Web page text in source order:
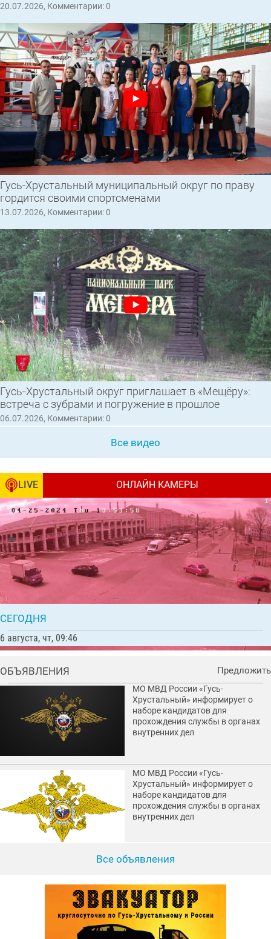
20.07.2026, Комментарии: 0
Гусь-Хрустальный муниципальный округ по праву
гордится своими спортсменами
13.07.2026, Комментарии: 0
Гусь‑Хрустальный округ приглашает в «Мещёру»:
встреча с зубрами и погружение в прошлое
06.07.2026, Комментарии: 0
Все видео
LIVE ОНЛАЙН КАМЕРЫ
Перекрёсток улицы Калинина и
Интернациональной, вид на «Торговые ряды»
8542 | Комментарии: 13
СЕГОДНЯ
6 августа, чт, 09:46
ОБЪЯВЛЕНИЯ Предложить
МО МВД России «Гусь-
Хрустальный» информирует о
наборе кандидатов для
прохождения службы в органах
внутренних дел
МО МВД России «Гусь-
Хрустальный» информирует о
наборе кандидатов для
прохождения службы в органах
внутренних дел
Все объявления